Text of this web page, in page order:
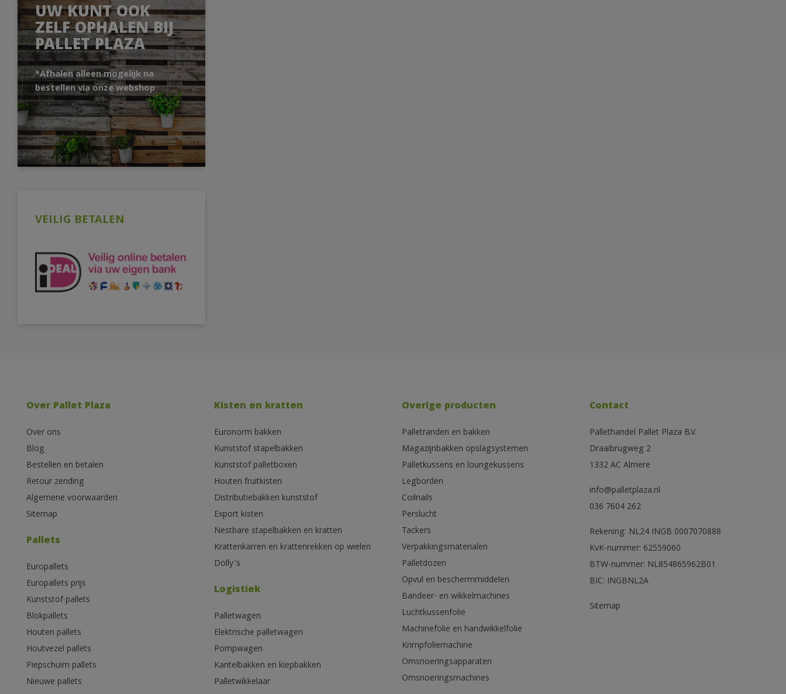
UW KUNT OOK
ZELF OPHALEN BIJ
PALLET PLAZA
*Afhalen alleen mogelijk na
bestellen via onze webshop
VEILIG BETALEN
Over Pallet Plaza
Over ons
Blog
Bestellen en betalen
Retour zending
Algemene voorwaarden
Sitemap
Pallets
Europallets
Europallets prijs
Kunststof pallets
Blokpallets
Houten pallets
Houtvezel pallets
Piepschuim pallets
Nieuwe pallets
Kisten en kratten
Euronorm bakken
Kunststof stapelbakken
Kunststof palletboxen
Houten fruitkisten
Distributiebakken kunststof
Export kisten
Nestbare stapelbakken en kratten
Krattenkarren en krattenrekken op wielen
Dolly’s
Logistiek
Palletwagen
Elektrische palletwagen
Pompwagen
Kantelbakken en kiepbakken
Palletwikkelaar
Overige producten
Palletranden en bakken
Magazijnbakken opslagsystemen
Palletkussens en loungekussens
Legborden
Coilnails
Perslucht
Tackers
Verpakkingsmaterialen
Palletdozen
Opvul en beschermmiddelen
Bandeer- en wikkelmachines
Luchtkussenfolie
Machinefolie en handwikkelfolie
Krimpfoliemachine
Omsnoeringsapparaten
Omsnoeringsmachines
Contact
Pallethandel Pallet Plaza B.V.
Draaibrugweg 2
1332 AC Almere
info@palletplaza.nl
036 7604 262
Rekening: NL24 INGB 0007070888
KvK-nummer: 62559060
BTW-nummer: NL854865962B01
BIC: INGBNL2A
Sitemap